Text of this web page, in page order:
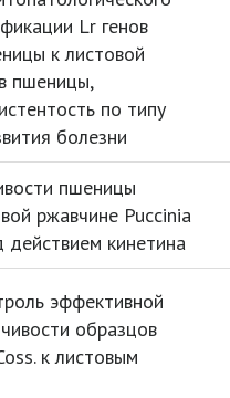
Lr генов
к листовой
пшеницы,
по типу
болезни
пшеницы
ржавчине Puccinia
кинетина
эффективной
образцов
к листовым